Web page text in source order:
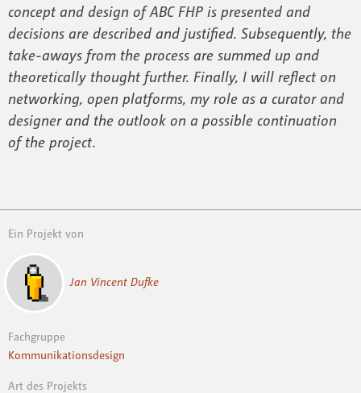
concept and design of ABC FHP is presented and
decisions are described and justified. Subsequently, the
take-aways from the process are summed up and
theoretically thought further. Finally, I will reflect on
networking, open platforms, my role as a curator and
designer and the outlook on a possible continuation
of the project.
Ein Projekt von
Jan Vincent Dufke
Fachgruppe
Kommunikationsdesign
Art des Projekts